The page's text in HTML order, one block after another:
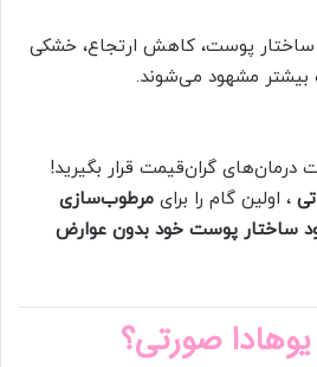
پوست، کاهش ارتجاع، خشکی
مشهود می‌شوند.
درمان‌های گران‌قیمت قرار بگیرید!
، اولین گام را برای مرطوب‌سازی
ساختار پوست خود بدون عوارض
یوهادا صورتی؟